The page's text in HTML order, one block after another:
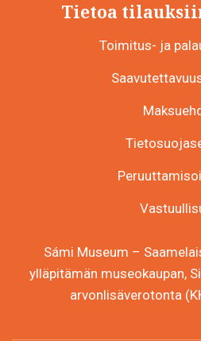
Tietoa
Toimitus- ja
Sámi Museum –
ylläpitämän museokaupan,
arvonlisäverotonta